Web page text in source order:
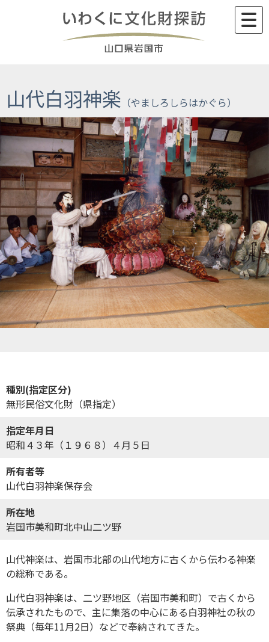
山代白羽神楽
種別(指定区分)
無形民俗文化財（県指定）
指定年月日
昭和４３年（１９６８）４月５日
所有者等
山代白羽神楽保存会
所在地
岩国市美和町北中山二ツ野
山代神楽は、岩国市北部の山代地方に古くから伝わる神楽
の総称である。
山代白羽神楽は、二ツ野地区（岩国市美和町）で古くから
伝承されたもので、主に集落の中心にある白羽神社の秋の
祭典（毎年11月2日）などで奉納されてきた。